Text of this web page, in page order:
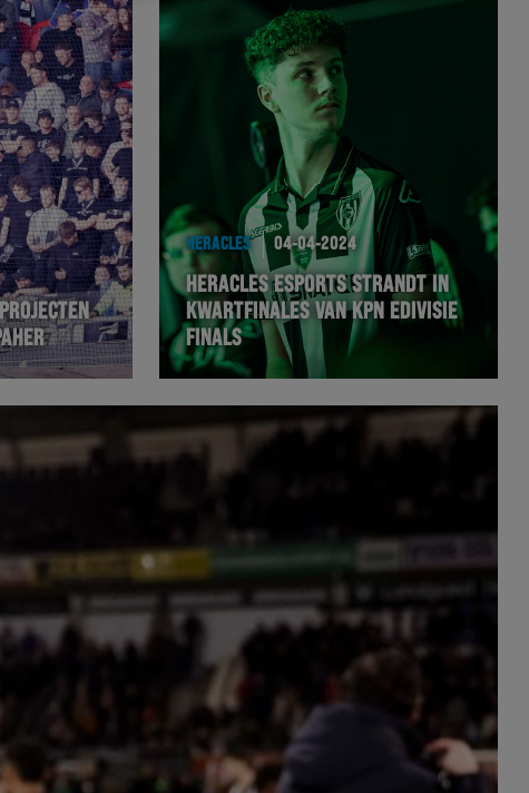
HERACLES 04-04-2024
HERACLES ESPORTS STRANDT IN
KWARTFINALES VAN KPN EDIVISIE
FINALS